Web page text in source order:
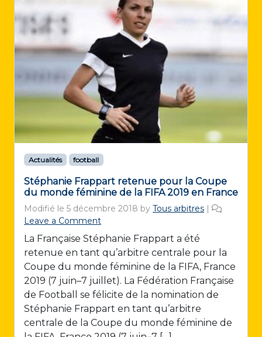
Actualités football
Stéphanie Frappart retenue pour la Coupe
du monde féminine de la FIFA 2019 en France
Modifié le 5 décembre 2018 by Tous arbitres |
Leave a Comment
La Française Stéphanie Frappart a été
retenue en tant qu’arbitre centrale pour la
Coupe du monde féminine de la FIFA, France
2019 (7 juin–7 juillet). La Fédération Française
de Football se félicite de la nomination de
Stéphanie Frappart en tant qu’arbitre
centrale de la Coupe du monde féminine de